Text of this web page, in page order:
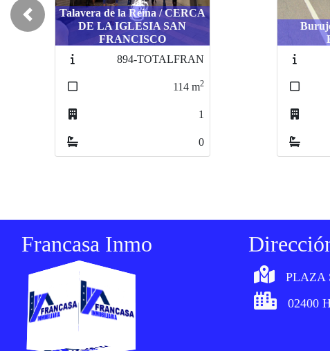
Burujón / AL SUR DE
BURUJÓN
1523-TOBURAL
650 m2
2
0
Calzada
DE LA
Previous
Francasa Inmo
PLAZA
02400